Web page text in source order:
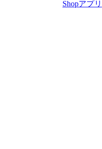
Shopアプリ